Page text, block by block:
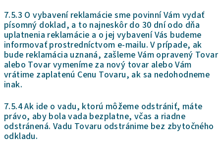
7.5.3 O vybavení reklamácie sme povinní Vám vydať
písomný doklad, a to najneskôr do 30 dní odo dňa
uplatnenia reklamácie a o jej vybavení Vás budeme
informovať prostredníctvom e-mailu. V prípade, ak
bude reklamácia uznaná, zašleme Vám opravený Tovar
alebo Tovar vymeníme za nový tovar alebo Vám
vrátime zaplatenú Cenu Tovaru, ak sa nedohodneme
inak.
7.5.4 Ak ide o vadu, ktorú môžeme odstrániť, máte
právo, aby bola vada bezplatne, včas a riadne
odstránená. Vadu Tovaru odstránime bez zbytočného
odkladu.